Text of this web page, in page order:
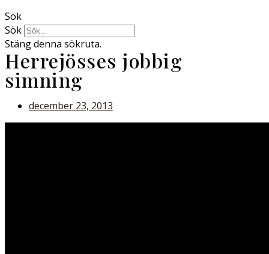
Sök
Sök
Stäng denna sökruta.
Herrejösses jobbig
simning
december 23, 2013